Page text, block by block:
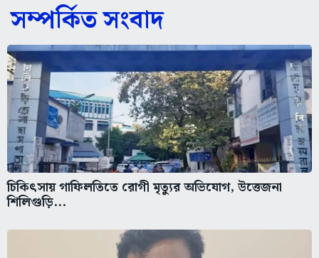
সম্পর্কিত সংবাদ
চিকিৎসায় গাফিলতিতে রোগী মৃত্যুর অভিযোগ, উত্তেজনা
শিলিগুড়ি...